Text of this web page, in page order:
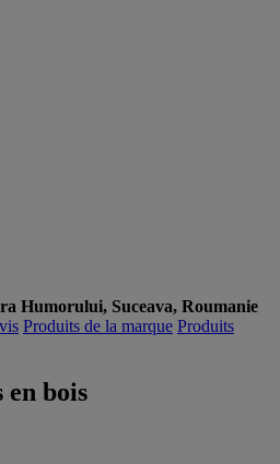
Humorului, Suceava, Roumanie
Produits de la marque Produits
en bois